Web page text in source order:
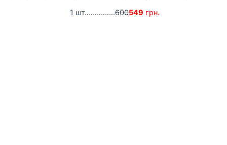
1 шт...............600549 грн.